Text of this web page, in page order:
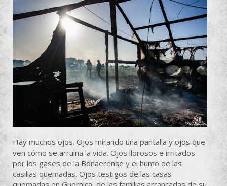
Hay muchos ojos. Ojos mirando una pantalla y ojos que
ven cómo se arruina la vida. Ojos llorosos e irritados
por los gases de la Bonaerense y el humo de las
casillas quemadas. Ojos testigos de las casas